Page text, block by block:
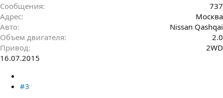
Сообщения
737
Адрес
Москва
Авто
Nissan Qashqai
Объем двигателя
2.0
Привод
2WD
16.07.2015
#3